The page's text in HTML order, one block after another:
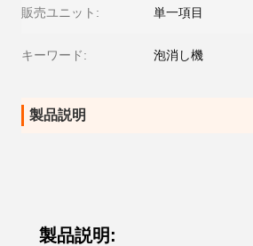
販売ユニット: 単一項目
キーワード: 泡消し機
製品説明
製品説明: